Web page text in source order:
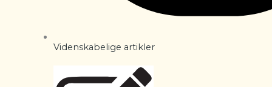
Videnskabelige artikler